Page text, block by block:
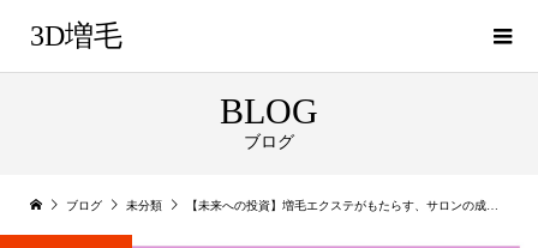
3D増毛
BLOG
ブログ
ブログ 未分類 【未来への投資】増毛エクステがもたらす、サロンの成長戦略｜３D増毛エクステ